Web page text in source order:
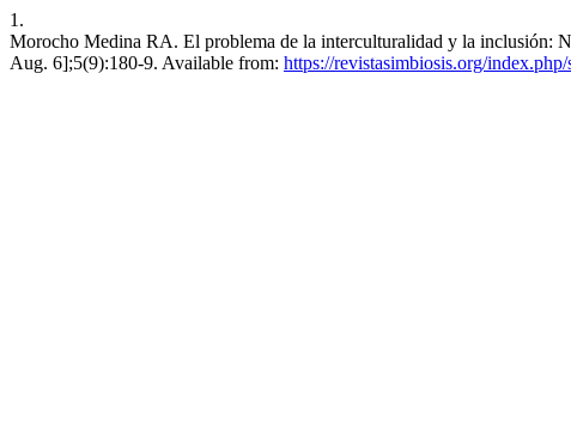
1.
Morocho Medina RA. El problema de la interculturalidad y la inclusión:
Aug. 6];5(9):180-9. Available from: https://revistasimbiosis.org/